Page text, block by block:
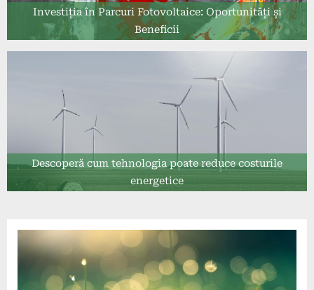
Investiția în Parcuri Fotovoltaice: Oportunități și
Beneficii
Descoperă cum tehnologia poate reduce costurile
energetice